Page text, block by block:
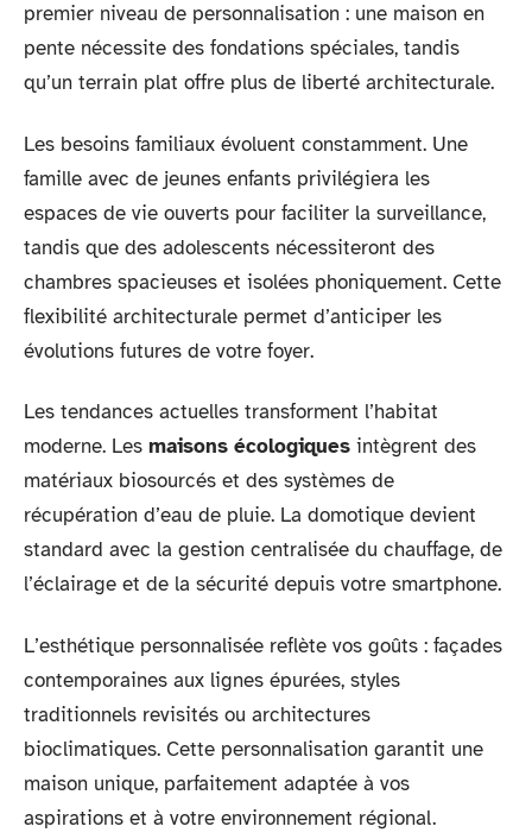
premier niveau de personnalisation : une maison en
pente nécessite des fondations spéciales, tandis
qu’un terrain plat offre plus de liberté architecturale.
Les besoins familiaux évoluent constamment. Une
famille avec de jeunes enfants privilégiera les
espaces de vie ouverts pour faciliter la surveillance,
tandis que des adolescents nécessiteront des
chambres spacieuses et isolées phoniquement. Cette
flexibilité architecturale permet d’anticiper les
évolutions futures de votre foyer.
Les tendances actuelles transforment l’habitat
moderne. Les maisons écologiques intègrent des
matériaux biosourcés et des systèmes de
récupération d’eau de pluie. La domotique devient
standard avec la gestion centralisée du chauffage, de
l’éclairage et de la sécurité depuis votre smartphone.
L’esthétique personnalisée reflète vos goûts : façades
contemporaines aux lignes épurées, styles
traditionnels revisités ou architectures
bioclimatiques. Cette personnalisation garantit une
maison unique, parfaitement adaptée à vos
aspirations et à votre environnement régional.